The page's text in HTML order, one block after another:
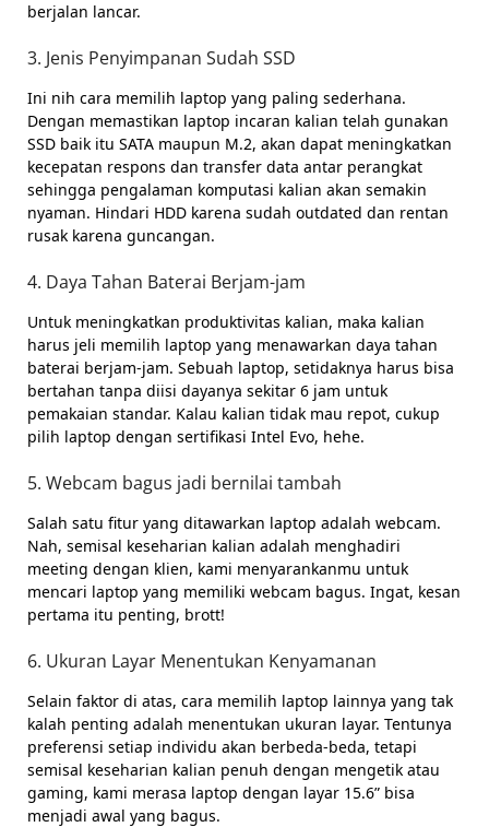
berjalan lancar.
3. Jenis Penyimpanan Sudah SSD
Ini nih cara memilih laptop yang paling sederhana.
Dengan memastikan laptop incaran kalian telah gunakan
SSD baik itu SATA maupun M.2, akan dapat meningkatkan
kecepatan respons dan transfer data antar perangkat
sehingga pengalaman komputasi kalian akan semakin
nyaman. Hindari HDD karena sudah outdated dan rentan
rusak karena guncangan.
4. Daya Tahan Baterai Berjam-jam
Untuk meningkatkan produktivitas kalian, maka kalian
harus jeli memilih laptop yang menawarkan daya tahan
baterai berjam-jam. Sebuah laptop, setidaknya harus bisa
bertahan tanpa diisi dayanya sekitar 6 jam untuk
pemakaian standar. Kalau kalian tidak mau repot, cukup
pilih laptop dengan sertifikasi Intel Evo, hehe.
5. Webcam bagus jadi bernilai tambah
Salah satu fitur yang ditawarkan laptop adalah webcam.
Nah, semisal keseharian kalian adalah menghadiri
meeting dengan klien, kami menyarankanmu untuk
mencari laptop yang memiliki webcam bagus. Ingat, kesan
pertama itu penting, brott!
6. Ukuran Layar Menentukan Kenyamanan
Selain faktor di atas, cara memilih laptop lainnya yang tak
kalah penting adalah menentukan ukuran layar. Tentunya
preferensi setiap individu akan berbeda-beda, tetapi
semisal keseharian kalian penuh dengan mengetik atau
gaming, kami merasa laptop dengan layar 15.6” bisa
menjadi awal yang bagus.